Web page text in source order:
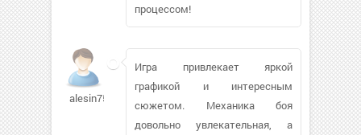
процессом!
alesin75692
Игра привлекает яркой
графикой и интересным
сюжетом. Механика боя
довольно увлекательная, а